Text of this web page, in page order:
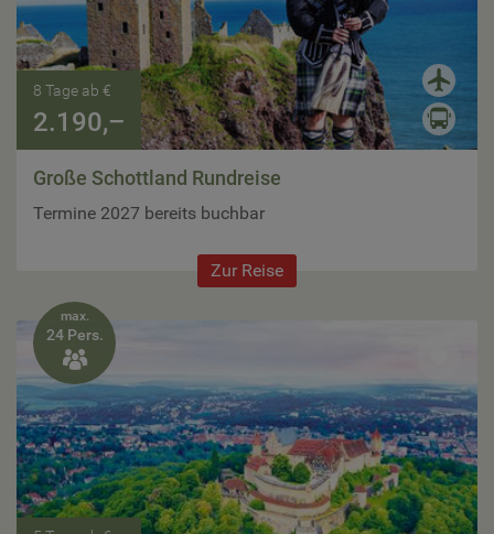
8 Tage ab €
2.190,–
Große Schottland Rundreise
Termine 2027 bereits buchbar
Zur Reise
max.
24 Pers.
